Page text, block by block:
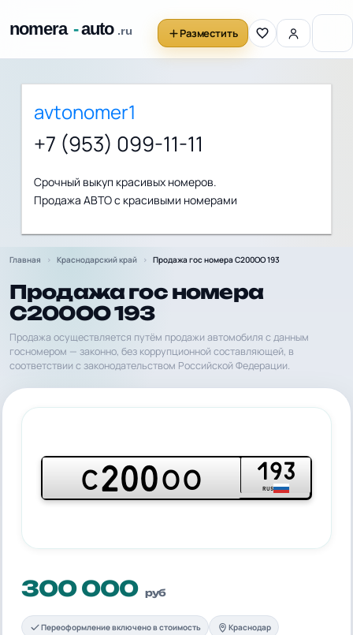
Разместить
avtonomer1
+7 (953) 099-11-11
Срочный выкуп красивых номеров.
Продажа АВТО с красивыми номерами
Главная Краснодарский край Продажа гос номера С200ОО 193
Продажа гос номера
С200ОО 193
Продажа осуществляется путём продажи автомобиля с данным
госномером — законно, без коррупционной составляющей, в
соответствии с законодательством Российской Федерации.
С200ОО 193
RUS
300 000 руб
Переоформление включено в стоимость Краснодар